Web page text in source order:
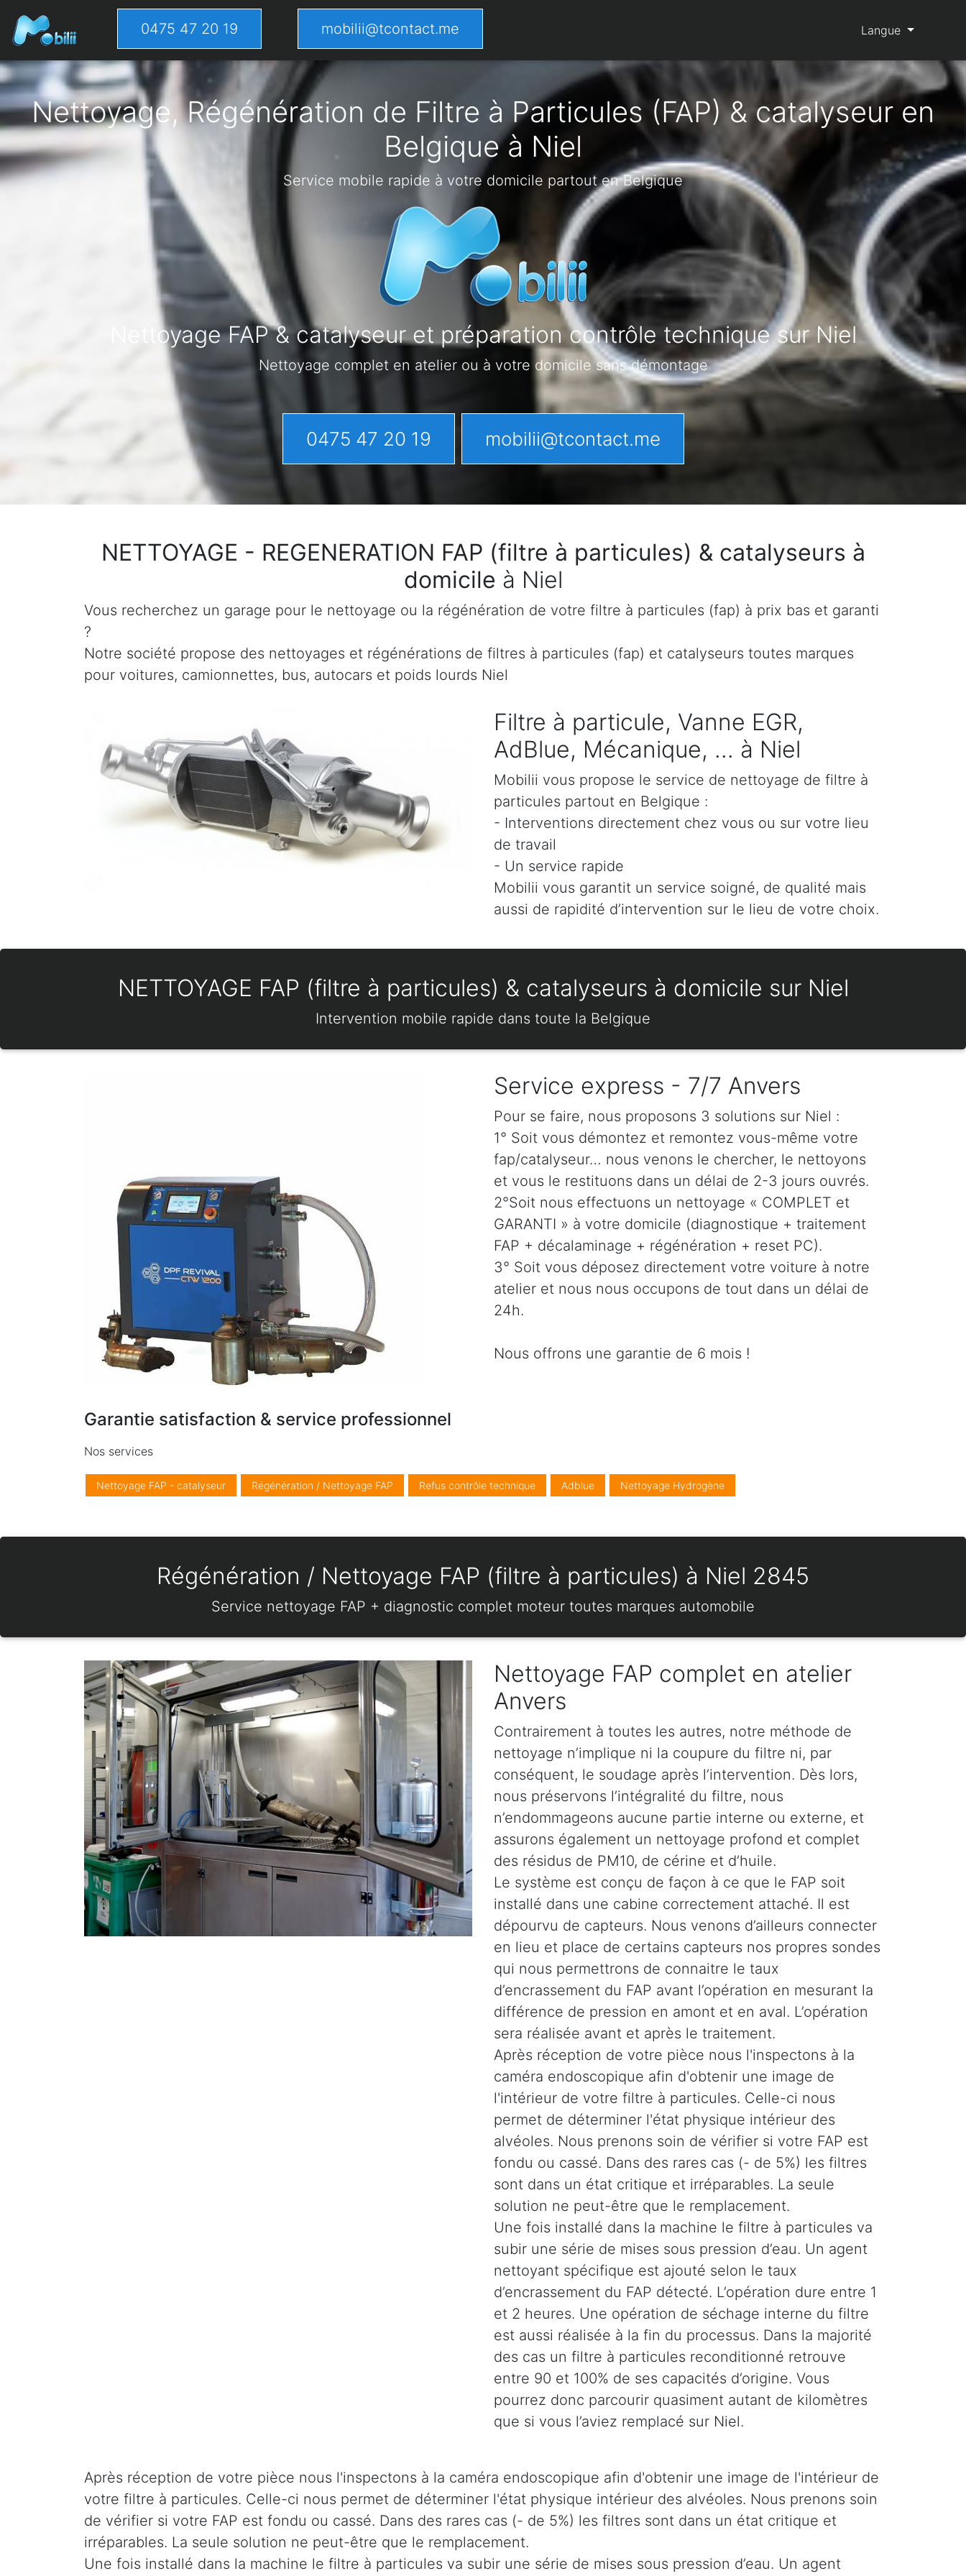
0475 47 20 19 mobilii@tcontact.me Langue
Nettoyage, Régénération de Filtre à Particules (FAP) & catalyseur en
Belgique à Niel
Service mobile rapide à votre domicile partout en Belgique
Nettoyage FAP & catalyseur et préparation contrôle technique sur Niel
Nettoyage complet en atelier ou à votre domicile sans démontage
0475 47 20 19 mobilii@tcontact.me
NETTOYAGE - REGENERATION FAP (filtre à particules) & catalyseurs à
domicile à Niel
Vous recherchez un garage pour le nettoyage ou la régénération de votre filtre à particules (fap) à prix bas et garanti
?
Notre société propose des nettoyages et régénérations de filtres à particules (fap) et catalyseurs toutes marques
pour voitures, camionnettes, bus, autocars et poids lourds Niel
Filtre à particule, Vanne EGR,
AdBlue, Mécanique, ... à Niel
Mobilii vous propose le service de nettoyage de filtre à
particules partout en Belgique :
- Interventions directement chez vous ou sur votre lieu
de travail
- Un service rapide
Mobilii vous garantit un service soigné, de qualité mais
aussi de rapidité d’intervention sur le lieu de votre choix.
NETTOYAGE FAP (filtre à particules) & catalyseurs à domicile sur Niel
Intervention mobile rapide dans toute la Belgique
Service express - 7/7 Anvers
Pour se faire, nous proposons 3 solutions sur Niel :
1° Soit vous démontez et remontez vous-même votre
fap/catalyseur… nous venons le chercher, le nettoyons
et vous le restituons dans un délai de 2-3 jours ouvrés.
2°Soit nous effectuons un nettoyage « COMPLET et
GARANTI » à votre domicile (diagnostique + traitement
FAP + décalaminage + régénération + reset PC).
3° Soit vous déposez directement votre voiture à notre
atelier et nous nous occupons de tout dans un délai de
24h.
Nous offrons une garantie de 6 mois !
Garantie satisfaction & service professionnel
Nos services
Nettoyage FAP - catalyseur Régénération / Nettoyage FAP Refus contrôle technique Adblue Nettoyage Hydrogène
Régénération / Nettoyage FAP (filtre à particules) à Niel 2845
Service nettoyage FAP + diagnostic complet moteur toutes marques automobile
Nettoyage FAP complet en atelier
Anvers
Contrairement à toutes les autres, notre méthode de
nettoyage n’implique ni la coupure du filtre ni, par
conséquent, le soudage après l’intervention. Dès lors,
nous préservons l’intégralité du filtre, nous
n’endommageons aucune partie interne ou externe, et
assurons également un nettoyage profond et complet
des résidus de PM10, de cérine et d’huile.
Le système est conçu de façon à ce que le FAP soit
installé dans une cabine correctement attaché. Il est
dépourvu de capteurs. Nous venons d’ailleurs connecter
en lieu et place de certains capteurs nos propres sondes
qui nous permettrons de connaitre le taux
d’encrassement du FAP avant l’opération en mesurant la
différence de pression en amont et en aval. L’opération
sera réalisée avant et après le traitement.
Après réception de votre pièce nous l'inspectons à la
caméra endoscopique afin d'obtenir une image de
l'intérieur de votre filtre à particules. Celle-ci nous
permet de déterminer l'état physique intérieur des
alvéoles. Nous prenons soin de vérifier si votre FAP est
fondu ou cassé. Dans des rares cas (- de 5%) les filtres
sont dans un état critique et irréparables. La seule
solution ne peut-être que le remplacement.
Une fois installé dans la machine le filtre à particules va
subir une série de mises sous pression d’eau. Un agent
nettoyant spécifique est ajouté selon le taux
d’encrassement du FAP détecté. L’opération dure entre 1
et 2 heures. Une opération de séchage interne du filtre
est aussi réalisée à la fin du processus. Dans la majorité
des cas un filtre à particules reconditionné retrouve
entre 90 et 100% de ses capacités d’origine. Vous
pourrez donc parcourir quasiment autant de kilomètres
que si vous l’aviez remplacé sur Niel.
Après réception de votre pièce nous l'inspectons à la caméra endoscopique afin d'obtenir une image de l'intérieur de
votre filtre à particules. Celle-ci nous permet de déterminer l'état physique intérieur des alvéoles. Nous prenons soin
de vérifier si votre FAP est fondu ou cassé. Dans des rares cas (- de 5%) les filtres sont dans un état critique et
irréparables. La seule solution ne peut-être que le remplacement.
Une fois installé dans la machine le filtre à particules va subir une série de mises sous pression d’eau. Un agent